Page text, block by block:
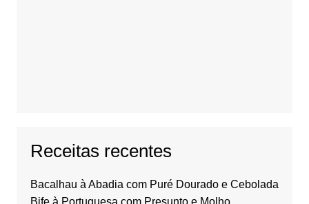
Receitas recentes
Bacalhau à Abadia com Puré Dourado e Cebolada
Bife à Portuguesa com Presunto e Molho